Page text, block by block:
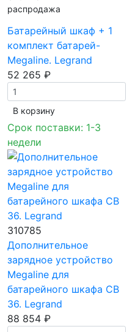
распродажа
Батарейный шкаф + 1
комплект батарей-
Megaline. Legrand
52 265 ₽
В корзинy
Срок поставки: 1-3
недели
310785
Дополнительное
зарядное устройство
Megaline для
батарейного шкафа СВ
36. Legrand
88 854 ₽